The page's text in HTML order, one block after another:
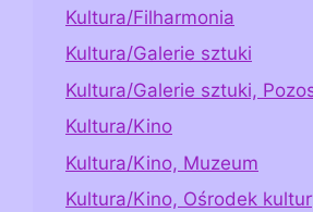
Kultura/Filharmonia
Kultura/Galerie sztuki
Kultura/Galerie sztuki,
Kultura/Kino
Kultura/Kino, Muzeum
Kultura/Kino, Ośrodek